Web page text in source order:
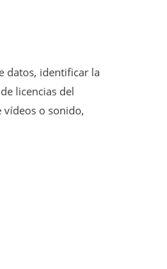
datos, identificar la
licencias del
vídeos o sonido,